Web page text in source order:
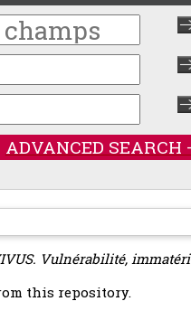
ADVANCED SEARCH
Vulnérabilité,
this repository.